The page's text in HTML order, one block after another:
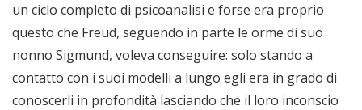
un ciclo completo di psicoanalisi e forse era proprio
questo che Freud, seguendo in parte le orme di suo
nonno Sigmund, voleva conseguire: solo stando a
contatto con i suoi modelli a lungo egli era in grado di
conoscerli in profondità lasciando che il loro inconscio